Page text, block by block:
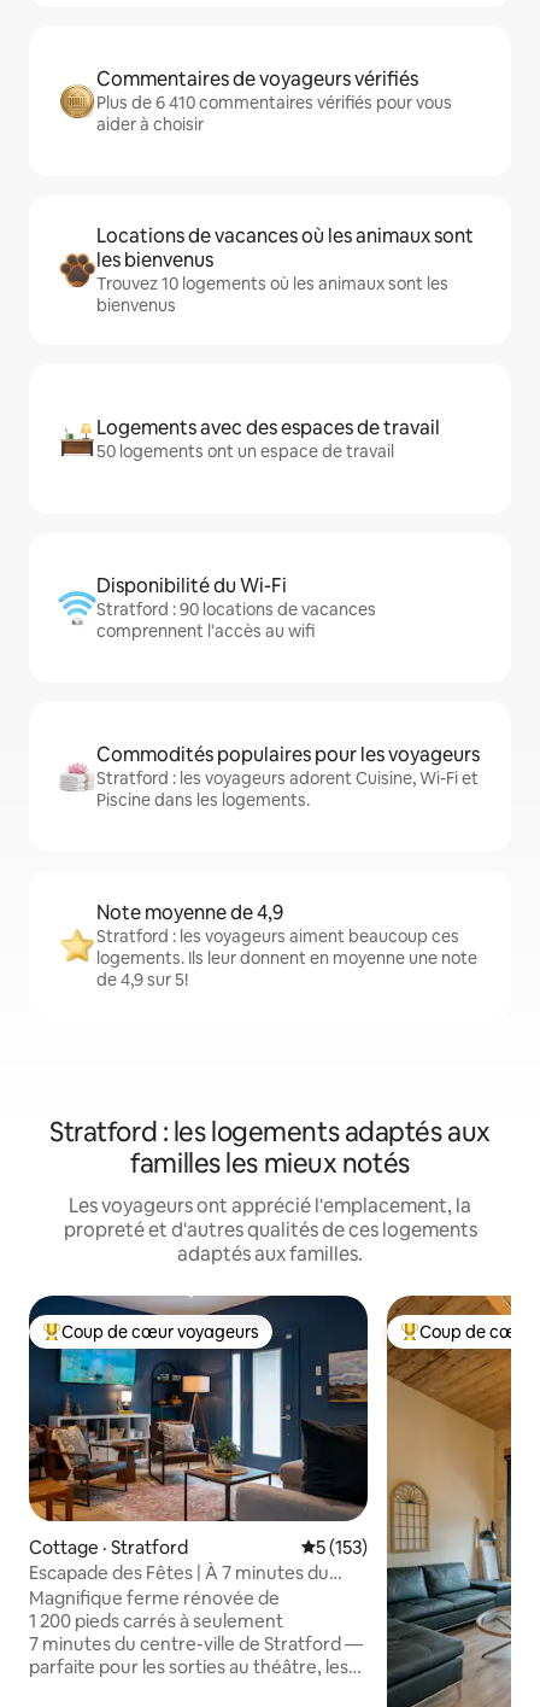
Commentaires de voyageurs vérifiés
Plus de 6 410 commentaires vérifiés pour vous
aider à choisir
Locations de vacances où les animaux sont
les bienvenus
Trouvez 10 logements où les animaux sont les
bienvenus
Logements avec des espaces de travail
50 logements ont un espace de travail
Disponibilité du Wi-Fi
Stratford : 90 locations de vacances
comprennent l'accès au wifi
Commodités populaires pour les voyageurs
Stratford : les voyageurs adorent Cuisine, Wi-Fi et
Piscine dans les logements.
Note moyenne de 4,9
Stratford : les voyageurs aiment beaucoup ces
logements. Ils leur donnent en moyenne une note
de 4,9 sur 5!
Stratford : les logements adaptés aux
familles les mieux notés
Les voyageurs ont apprécié l'emplacement, la
propreté et d'autres qualités de ces logements
adaptés aux familles.
Coup de cœur voyageurs parmi les plus aimés
Coup de cœur voyageurs
Cottage · Stratford Note moyenne de 5 sur 5,
5 (153)
Escapade des Fêtes | À 7 minutes du
centre-ville | Jeux | Pour 8 personnes
Magnifique ferme rénovée de
1 200 pieds carrés à seulement
7 minutes du centre-ville de Stratford —
parfaite pour les sorties au théâtre, les
Coup de cœur
Coup de cœur